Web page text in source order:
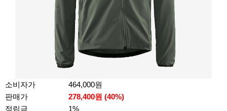
소비자가
464,000원
판매가
278,400원 (40%)
적립금
1%